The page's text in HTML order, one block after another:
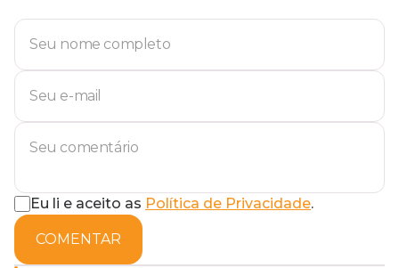
Eu li e aceito as Política de Privacidade.
COMENTAR